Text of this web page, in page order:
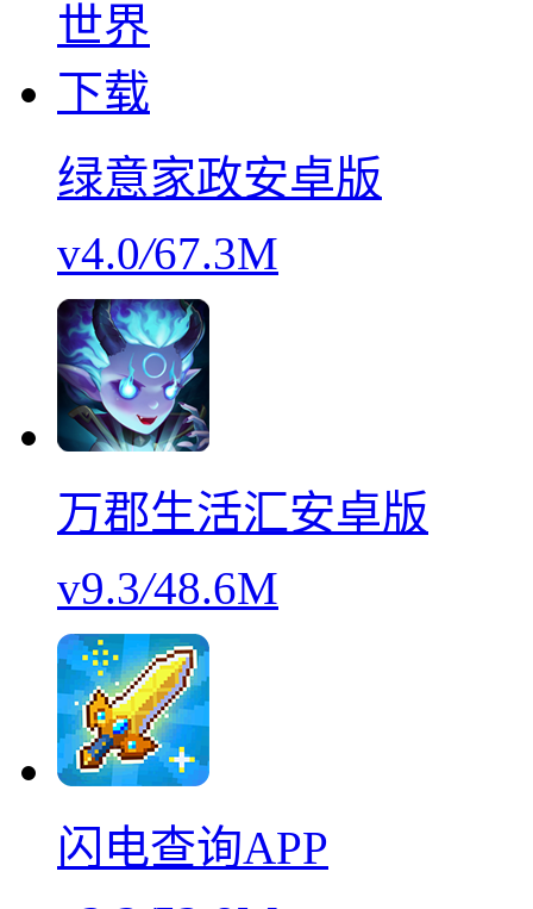
绿意家政安卓版
v4.0/67.3M
万郡生活汇安卓版
v9.3/48.6M
闪电查询APP